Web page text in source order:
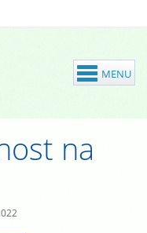
na